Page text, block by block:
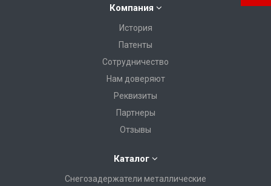
Компания
История
Патенты
Сотрудничество
Нам доверяют
Реквизиты
Партнеры
Отзывы
Каталог
Снегозадержатели металлические